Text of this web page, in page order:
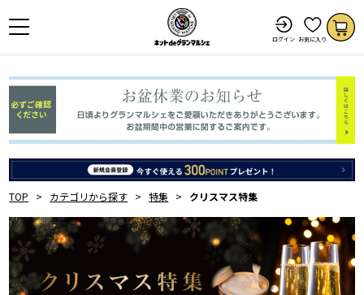
ログイン お気に入り
TOP カテゴリから探す 特集 クリスマス特集